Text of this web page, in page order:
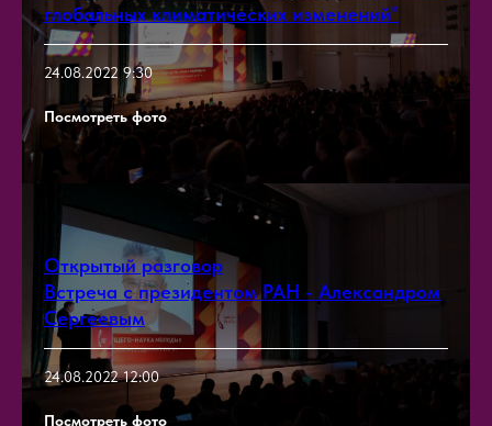
глобальных климатических изменений"
24.08.2022 9:30
Посмотреть фото
Открытый разговор
Встреча с президентом РАН - Александром
Сергеевым
24.08.2022 12:00
Посмотреть фото